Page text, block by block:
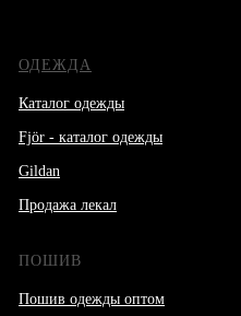
ОДЕЖДА
Каталог одежды
Fjör - каталог одежды
Gildan
Продажа лекал
ПОШИВ
Пошив одежды оптом